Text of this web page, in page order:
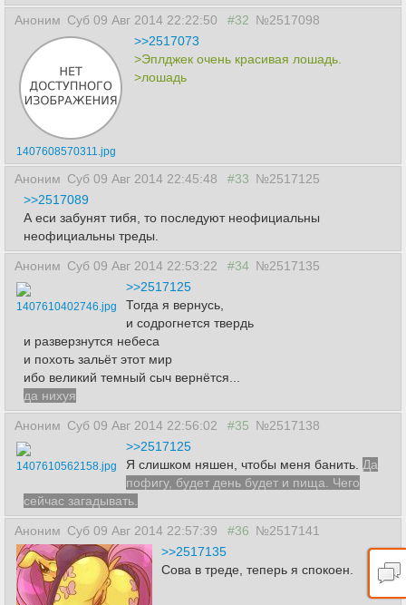
Аноним Суб 09 Авг 2014 22:22:50 #32 №2517098
1407608570311.jpg
>>2517073
>Эплджек очень красивая лошадь.
>лошадь
Аноним Суб 09 Авг 2014 22:45:48 #33 №2517125
>>2517089
А еси забунят тибя, то последуют неофициальны
неофициальны треды.
Аноним Суб 09 Авг 2014 22:53:22 #34 №2517135
1407610402746.jpg
>>2517125
Тогда я вернусь,
и содрогнется твердь
и разверзнутся небеса
и похоть зальёт этот мир
ибо великий темный сыч вернётся...
да нихуя
Аноним Суб 09 Авг 2014 22:56:02 #35 №2517138
1407610562158.jpg
>>2517125
Я слишком няшен, чтобы меня банить. Да
пофигу, будет день будет и пища. Чего
сейчас загадывать.
Аноним Суб 09 Авг 2014 22:57:39 #36 №2517141
>>2517135
Сова в треде, теперь я спокоен.